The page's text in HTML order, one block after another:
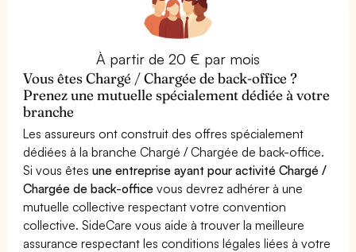
À partir de 20 € par mois
Vous êtes Chargé / Chargée de back-office ?
Prenez une mutuelle spécialement dédiée à votre
branche
Les assureurs ont construit des offres spécialement
dédiées à la branche Chargé / Chargée de back-office.
Si vous êtesune entreprise ayant pour activité Chargé /
Chargée de back-office vous devrez adhérer à une
mutuelle collective respectant votre convention
collective. SideCare vous aide à trouver la meilleure
assurance respectant les conditions légales liées à votre